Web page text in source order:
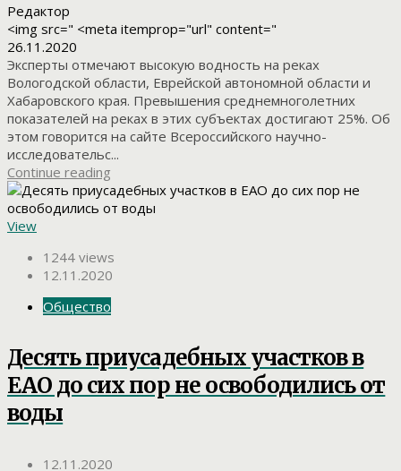
Редактор
<img src=" <meta itemprop="url" content="
26.11.2020
Эксперты отмечают высокую водность на реках
Вологодской области, Еврейской автономной области и
Хабаровского края. Превышения среднемноголетних
показателей на реках в этих субъектах достигают 25%. Об
этом говорится на сайте Всероссийского научно-
исследовательс...
Continue reading
View
1244 views
12.11.2020
Общество
Десять приусадебных участков в
ЕАО до сих пор не освободились от
воды
12.11.2020